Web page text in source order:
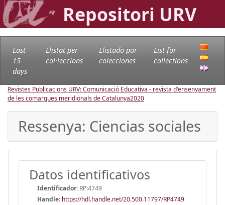
Repositori URV
Last
15
days
Llistat per
col·leccions
Llistado por
colecciones
List for
collections
Revistes Publicacions URV: Comunicació Educativa - revista d'ensenyament
de les comarques meridionals de Catalunya2020
Ressenya: Ciencias sociales
Datos identificativos
Identificador: RP:4749
Handle: https://hdl.handle.net/20.500.11797/RP4749